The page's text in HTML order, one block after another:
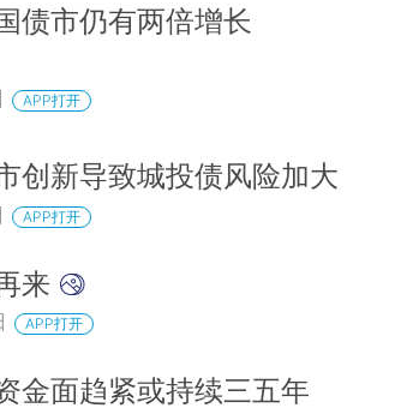
债市仍有两倍增长
APP打开
创新导致城投债风险加大
APP打开
来
APP打开
金面趋紧或持续三五年